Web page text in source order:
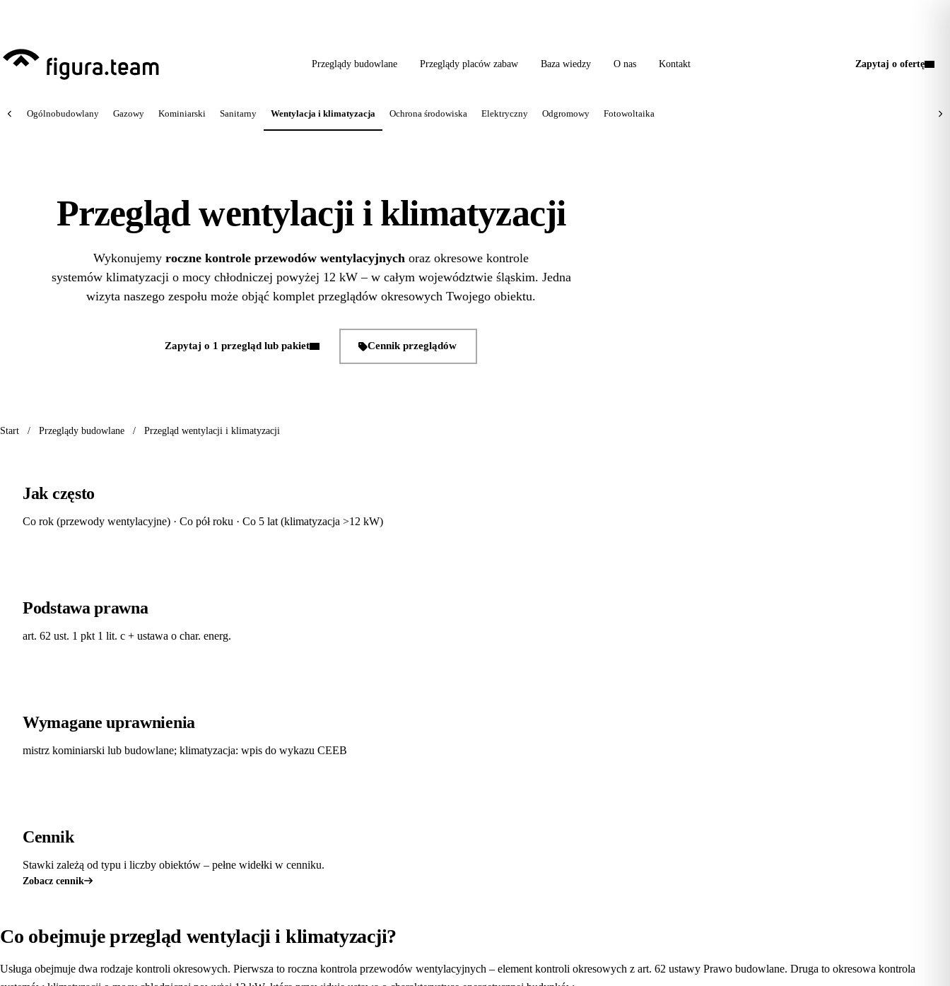
Przeglądy budowlane Przeglądy placów zabaw Baza wiedzy O nas Kontakt Zapytaj o ofertę
Ogólnobudowlany Gazowy Kominiarski Sanitarny Wentylacja i klimatyzacja Ochrona środowiska Elektryczny Odgromowy Fotowoltaika
Przegląd wentylacji i klimatyzacji
Wykonujemy roczne kontrole przewodów wentylacyjnych oraz okresowe kontrole
systemów klimatyzacji o mocy chłodniczej powyżej 12 kW – w całym województwie śląskim. Jedna
wizyta naszego zespołu może objąć komplet przeglądów okresowych Twojego obiektu.
Zapytaj o 1 przegląd lub pakiet Cennik przeglądów
Start / Przeglądy budowlane / Przegląd wentylacji i klimatyzacji
Jak często
Co rok (przewody wentylacyjne) · Co pół roku · Co 5 lat (klimatyzacja >12 kW)
Podstawa prawna
art. 62 ust. 1 pkt 1 lit. c + ustawa o char. energ.
Wymagane uprawnienia
mistrz kominiarski lub budowlane; klimatyzacja: wpis do wykazu CEEB
Cennik
Stawki zależą od typu i liczby obiektów – pełne widełki w cenniku.
Zobacz cennik
Co obejmuje przegląd wentylacji i klimatyzacji?
Usługa obejmuje dwa rodzaje kontroli okresowych. Pierwsza to roczna kontrola przewodów wentylacyjnych – element kontroli okresowych z art. 62 ustawy Prawo budowlane. Druga to okresowa kontrola